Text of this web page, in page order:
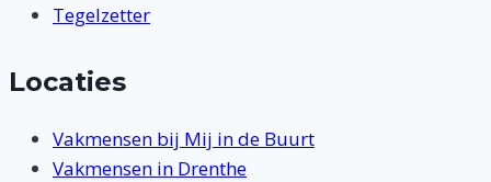
Tegelzetter
Locaties
Vakmensen bij Mij in de Buurt
Vakmensen in Drenthe